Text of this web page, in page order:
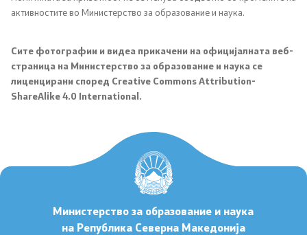
Стандарди
Упатства
Концепции
активностите во Министерство за образование и наука.
Сите фотографии и видеа прикачени на официјалната веб-
страница на Министерство за образование и наука се
лиценцирани според Creative Commons Attribution-
ShareAlike 4.0 International.
Министерство за образование и наука
на Република Северна Македонија